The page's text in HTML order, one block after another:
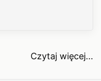
Czytaj więcej...